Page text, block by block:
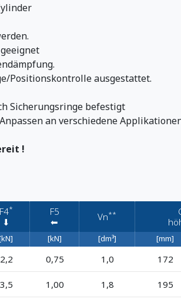
Positionskontrolle ausgestattet.
Sicherungsringe befestigt
an verschiedene
!
F4*
⬇︎
F5
⬅︎
Vn**
[kN] [dm³] [mm]
2,2 0,75 1,0 172
3,5 1,00 1,8 195